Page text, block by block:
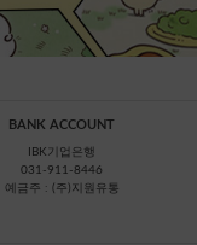
BANK ACCOUNT
IBK기업은행
031-911-8446
예금주 : (주)지원유통